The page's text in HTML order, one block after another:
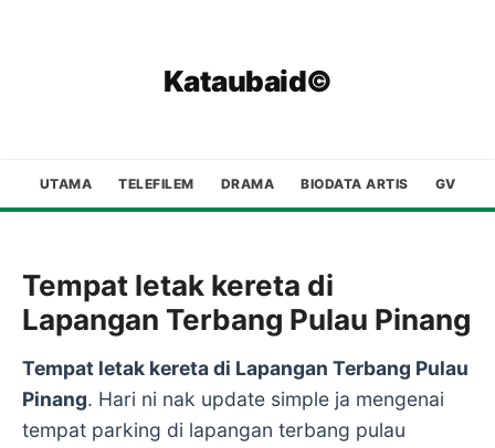
Kataubaid©
UTAMA TELEFILEM DRAMA BIODATA ARTIS GV
Tempat letak kereta di
Lapangan Terbang Pulau Pinang
Tempat letak kereta di Lapangan Terbang Pulau
Pinang. Hari ni nak update simple ja mengenai
tempat parking di lapangan terbang pulau